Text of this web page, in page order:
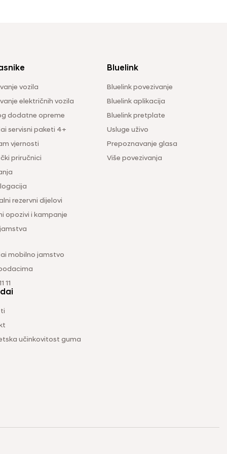
vozila
električnih vozila
dodatne opreme
servisni paketi 4+
vjernosti
priručnici
rezervni dijelovi
opozivi i kampanje
mobilno jamstvo
11
Bluelink
Bluelink povezivanje
Bluelink aplikacija
Bluelink pretplate
Usluge uživo
Prepoznavanje glasa
Više povezivanja
učinkovitost guma